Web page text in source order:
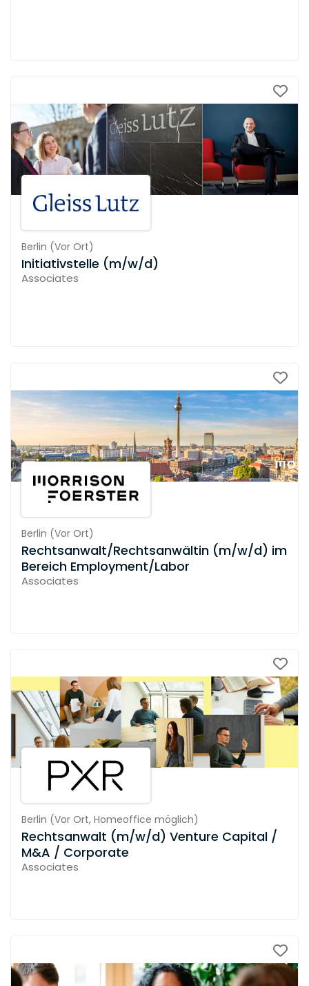
Berlin (Vor Ort)
Initiativstelle (m/w/d)
Associates
Berlin (Vor Ort)
Rechtsanwalt/Rechtsanwältin (m/w/d) im
Bereich Employment/Labor
Associates
Berlin (Vor Ort, Homeoffice möglich)
Rechtsanwalt (m/w/d) Venture Capital /
M&A / Corporate
Associates